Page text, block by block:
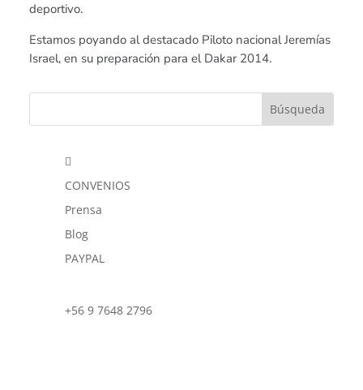
deportivo.
Estamos poyando al destacado Piloto nacional Jeremías
Israel, en su preparación para el Dakar 2014.

CONVENIOS
Prensa
Blog
PAYPAL
+56 9 7648 2796